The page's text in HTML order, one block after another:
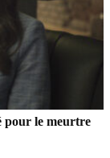
pour le meurtre